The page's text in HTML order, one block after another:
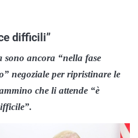
difficili”
sono ancora “nella fase
negoziale per ripristinare le
che li attende “è